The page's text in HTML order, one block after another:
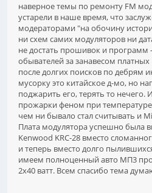
наверное темы по ремонту FM
устарели в наше время, что
модераторами "на обочину
ни схем самих модуляторов ни
не достать прошивок и программ
обывателей за занавесом платных
после долгих поисков по дебрям
мусорку это китайское д-мо, но
поджарить его, терять то нечего.
прожарки феном при
чем ни бывало стал считывать и
Плата модулятора успешно была
Kenwood KRC-28 вместо
и теперь вместо долго
имеем полноценный авто МП3
2х40 ватт. Всем спасибо тема